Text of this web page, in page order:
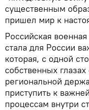
существенным
пришел мир к
Российская
стала для России
которая, с одной
собственных
региональной
приступить к
процессам внутри